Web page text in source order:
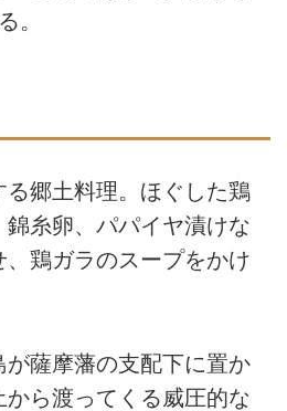
。
郷土料理。ほぐした鶏
糸卵、パパイヤ漬けな
、鶏ガラのスープをかけ
薩摩藩の支配下に置か
ら渡ってくる威圧的な